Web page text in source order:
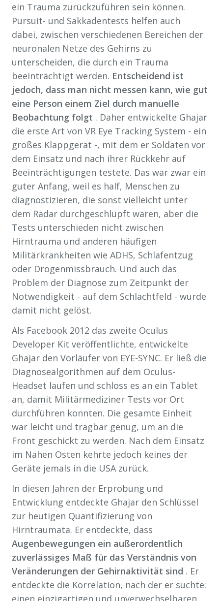
ein Trauma zurückzuführen sein können.
Pursuit- und Sakkadentests helfen auch
dabei, zwischen verschiedenen Bereichen der
neuronalen Netze des Gehirns zu
unterscheiden, die durch ein Trauma
beeinträchtigt werden. Entscheidend ist
jedoch, dass man nicht messen kann, wie gut
eine Person einem Ziel durch manuelle
Beobachtung folgt . Daher entwickelte Ghajar
die erste Art von VR Eye Tracking System - ein
großes Klappgerät -, mit dem er Soldaten vor
dem Einsatz und nach ihrer Rückkehr auf
Beeinträchtigungen testete. Das war zwar ein
guter Anfang, weil es half, Menschen zu
diagnostizieren, die sonst vielleicht unter
dem Radar durchgeschlüpft wären, aber die
Tests unterschieden nicht zwischen
Hirntrauma und anderen häufigen
Militärkrankheiten wie ADHS, Schlafentzug
oder Drogenmissbrauch. Und auch das
Problem der Diagnose zum Zeitpunkt der
Notwendigkeit - auf dem Schlachtfeld - wurde
damit nicht gelöst.
Als Facebook 2012 das zweite Oculus
Developer Kit veröffentlichte, entwickelte
Ghajar den Vorläufer von EYE-SYNC. Er ließ die
Diagnosealgorithmen auf dem Oculus-
Headset laufen und schloss es an ein Tablet
an, damit Militärmediziner Tests vor Ort
durchführen konnten. Die gesamte Einheit
war leicht und tragbar genug, um an die
Front geschickt zu werden. Nach dem Einsatz
im Nahen Osten kehrte jedoch keines der
Geräte jemals in die USA zurück.
In diesen Jahren der Erprobung und
Entwicklung entdeckte Ghajar den Schlüssel
zur heutigen Quantifizierung von
Hirntraumata. Er entdeckte, dass
Augenbewegungen ein außerordentlich
zuverlässiges Maß für das Verständnis von
Veränderungen der Gehirnaktivität sind . Er
entdeckte die Korrelation, nach der er suchte:
einen einzigartigen und unverwechselbaren